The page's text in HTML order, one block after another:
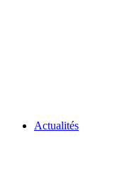
Actualités